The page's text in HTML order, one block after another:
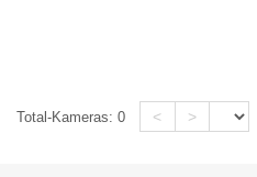
Total-Kameras:0 < >